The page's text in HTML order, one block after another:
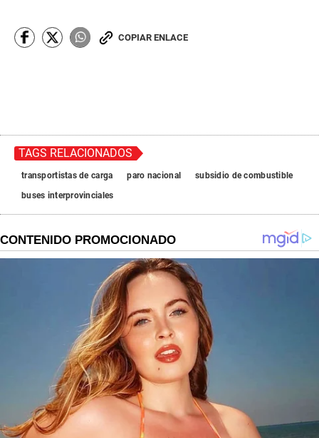
COPIAR ENLACE
TAGS RELACIONADOS
transportistas de carga paro nacional
subsidio de combustible
buses interprovinciales